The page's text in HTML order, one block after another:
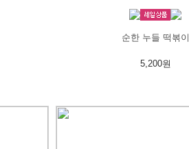
순한 누들 떡볶이
5,200원